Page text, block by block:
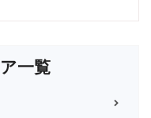
一覧